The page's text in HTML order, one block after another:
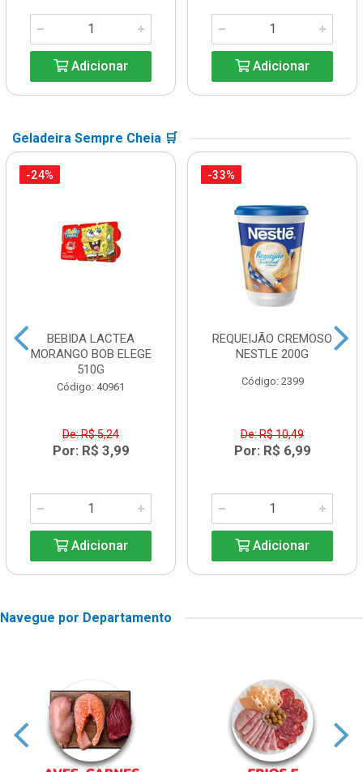
Adicionar Adicionar
Geladeira Sempre Cheia 🛒
-24%
BEBIDA LACTEA
MORANGO BOB ELEGE
510G
Código: 40961
De: R$ 5,24
Por: R$ 3,99
Adicionar
-33%
REQUEIJÃO CREMOSO
NESTLE 200G
Código: 2399
De: R$ 10,49
Por: R$ 6,99
Adicionar
Navegue por Departamento